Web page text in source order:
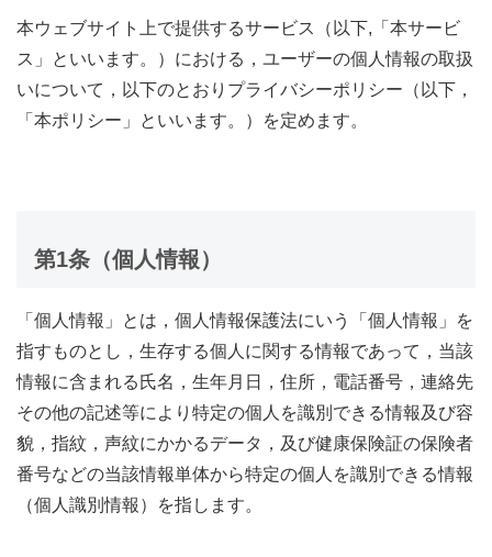
本ウェブサイト上で提供するサービス（以下,「本サービ
ス」といいます。）における，ユーザーの個人情報の取扱
いについて，以下のとおりプライバシーポリシー（以下，
「本ポリシー」といいます。）を定めます。
第1条（個人情報）
「個人情報」とは，個人情報保護法にいう「個人情報」を
指すものとし，生存する個人に関する情報であって，当該
情報に含まれる氏名，生年月日，住所，電話番号，連絡先
その他の記述等により特定の個人を識別できる情報及び容
貌，指紋，声紋にかかるデータ，及び健康保険証の保険者
番号などの当該情報単体から特定の個人を識別できる情報
（個人識別情報）を指します。